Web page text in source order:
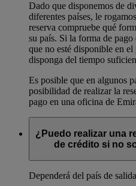
Dado que disponemos de
diferentes países, le
reserva compruebe qué
su país. Si la forma de pago
que no esté disponible en
disponga del tiempo
Es posible que en algunos
posibilidad de realizar la
pago en una oficina de
¿Puedo realizar una
de crédito si no
Dependerá del país de